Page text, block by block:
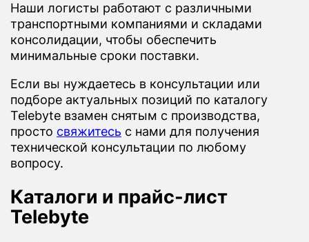
Наши логисты работают с различными
транспортными компаниями и складами
консолидации, чтобы обеспечить
минимальные сроки поставки.
Если вы нуждаетесь в консультации или
подборе актуальных позиций по каталогу
Telebyte взамен снятым с производства,
просто свяжитесь с нами для получения
технической консультации по любому
вопросу.
Каталоги и прайс-лист
Telebyte